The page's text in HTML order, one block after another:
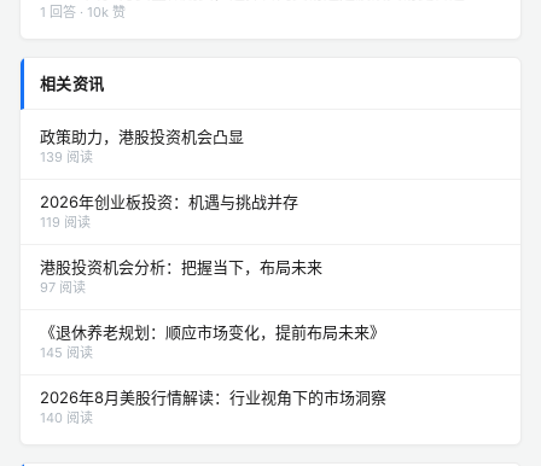
1 回答 · 10k 赞
相关资讯
政策助力，港股投资机会凸显
139 阅读
2026年创业板投资：机遇与挑战并存
119 阅读
港股投资机会分析：把握当下，布局未来
97 阅读
《退休养老规划：顺应市场变化，提前布局未来》
145 阅读
2026年8月美股行情解读：行业视角下的市场洞察
140 阅读